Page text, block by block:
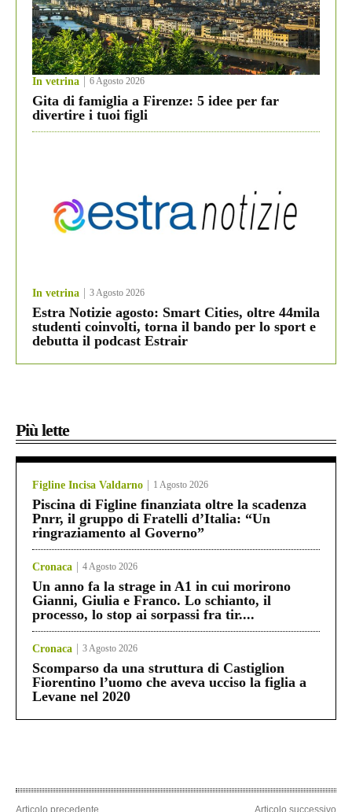
In vetrina 6 Agosto 2026
Gita di famiglia a Firenze: 5 idee per far
divertire i tuoi figli
In vetrina 3 Agosto 2026
Estra Notizie agosto: Smart Cities, oltre 44mila
studenti coinvolti, torna il bando per lo sport e
debutta il podcast Estrair
Più lette
Figline Incisa Valdarno 1 Agosto 2026
Piscina di Figline finanziata oltre la scadenza
Pnrr, il gruppo di Fratelli d’Italia: “Un
ringraziamento al Governo”
Cronaca 4 Agosto 2026
Un anno fa la strage in A1 in cui morirono
Gianni, Giulia e Franco. Lo schianto, il
processo, lo stop ai sorpassi fra tir....
Cronaca 3 Agosto 2026
Scomparso da una struttura di Castiglion
Fiorentino l’uomo che aveva ucciso la figlia a
Levane nel 2020